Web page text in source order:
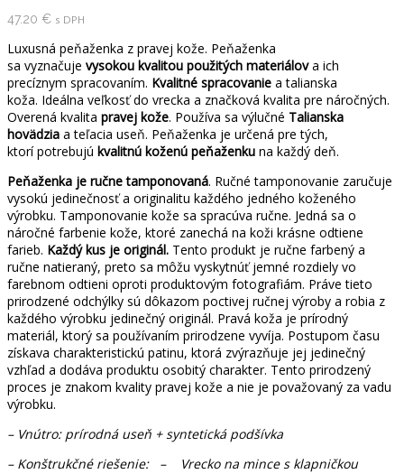
47.20 € s DPH
Luxusná peňaženka z pravej kože. Peňaženka
sa vyznačuje vysokou kvalitou použitých materiálova ich
precíznym spracovaním. Kvalitné spracovanie a talianska
koža. Ideálna veľkosť do vrecka a značková kvalita pre náročných.
Overená kvalita pravej kože. Používa sa výlučné Talianska
hovädzia a teľacia useň. Peňaženka je určená pre tých,
ktorí potrebujú kvalitnú koženú peňaženku na každý deň.
Peňaženka je ručne tamponovaná. Ručné tamponovanie zaručuje
vysokú jedinečnosť a originalitu každého jedného koženého
výrobku. Tamponovanie kože sa spracúva ručne. Jedná sa o
náročné farbenie kože, ktoré zanechá na koži krásne odtiene
farieb. Každý kus je originál. Tento produkt je ručne farbený a
ručne natieraný, preto sa môžu vyskytnúť jemné rozdiely vo
farebnom odtieni oproti produktovým fotografiám. Práve tieto
prirodzené odchýlky sú dôkazom poctivej ručnej výroby a robia z
každého výrobku jedinečný originál. Pravá koža je prírodný
materiál, ktorý sa používaním prirodzene vyvíja. Postupom času
získava charakteristickú patinu, ktorá zvýrazňuje jej jedinečný
vzhľad a dodáva produktu osobitý charakter. Tento prirodzený
proces je znakom kvality pravej kože a nie je považovaný za vadu
výrobku.
– Vnútro: prírodná useň + syntetická podšívka
– Konštrukčné riešenie: – Vrecko na mince s klapničkou